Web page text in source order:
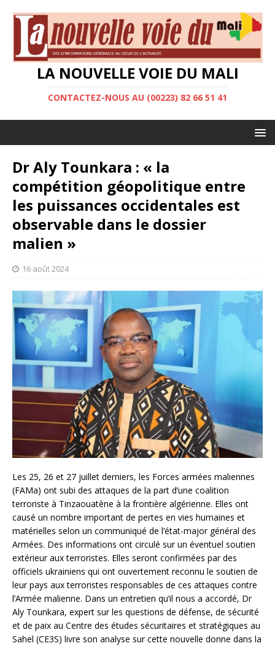
LA NOUVELLE VOIE DU MALI
CONTACTEZ-NOUS AU (00223) 82 66 51 41
Dr Aly Tounkara : « la
compétition géopolitique entre
les puissances occidentales est
observable dans le dossier
malien »
16 août 2024
Les 25, 26 et 27 juillet derniers, les Forces armées maliennes
(FAMa) ont subi des attaques de la part d’une coalition
terroriste à Tinzaouatène à la frontière algérienne. Elles ont
causé un nombre important de pertes en vies humaines et
matérielles selon un communiqué de l’état-major général des
Armées. Des informations ont circulé sur un éventuel soutien
extérieur aux terroristes. Elles seront confirmées par des
officiels ukrainiens qui ont ouvertement reconnu le soutien de
leur pays aux terroristes responsables de ces attaques contre
l’Armée malienne. Dans un entretien qu’il nous a accordé, Dr
Aly Tounkara, expert sur les questions de défense, de sécurité
et de paix au Centre des études sécuritaires et stratégiques au
Sahel (CE3S) livre son analyse sur cette nouvelle donne dans la